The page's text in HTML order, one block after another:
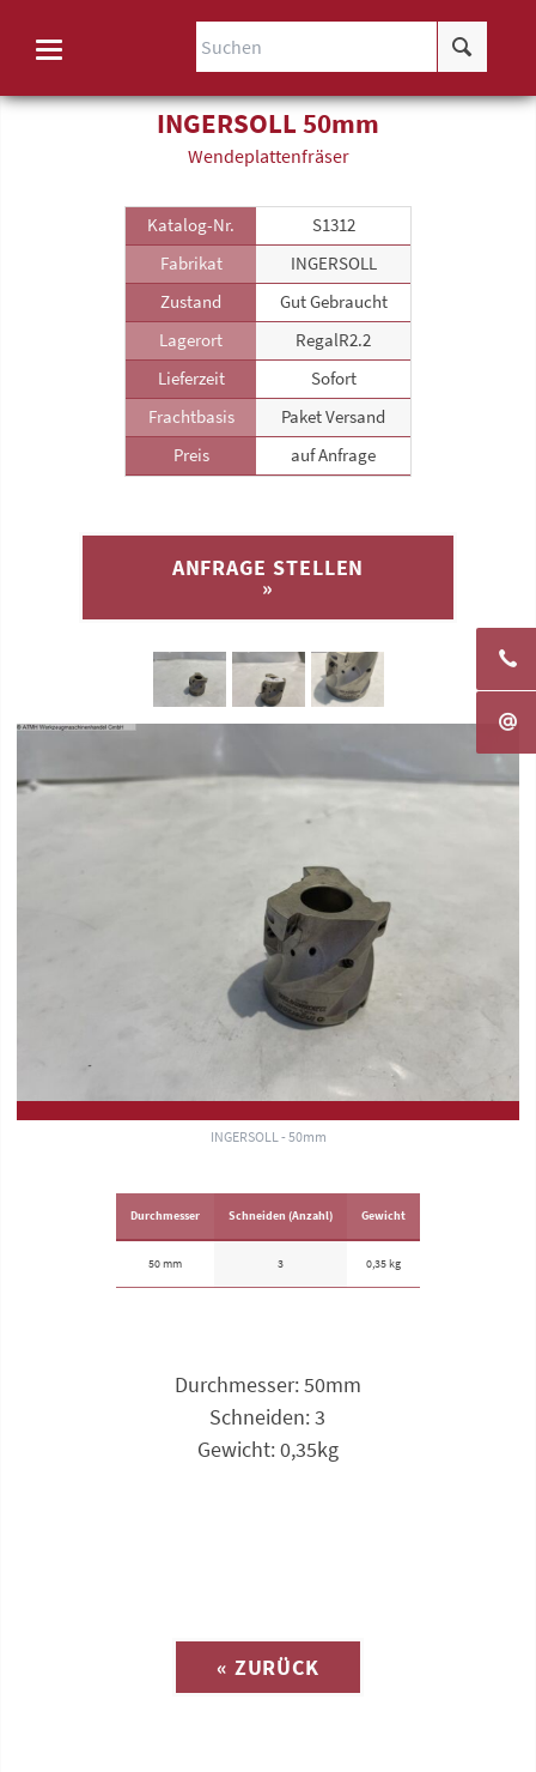
INGERSOLL - 50mm
INGERSOLL 50mm
Wende­plattenfräser
Katalog-Nr.
S1312
Fabrikat
INGERSOLL
Zustand
Gut Gebraucht
Lagerort
RegalR2.2
Lieferzeit
Sofort
Frachtbasis
Paket Versand
Preis
auf Anfrage
ANFRAGE STELLEN
»
Durchmesser
50 mm
Schneiden (Anzahl)
3
Gewicht
0,35 kg
Durchmesser: 50mm
Schneiden: 3
Gewicht: 0,35kg
« ZURÜCK